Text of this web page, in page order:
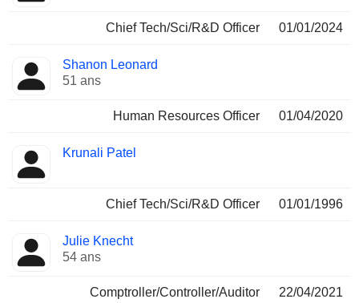
Chief Tech/Sci/R&D Officer 01/01/2024
Shanon Leonard
51 ans
Human Resources Officer 01/04/2020
Krunali Patel
Chief Tech/Sci/R&D Officer 01/01/1996
Julie Knecht
54 ans
Comptroller/Controller/Auditor
22/04/2021